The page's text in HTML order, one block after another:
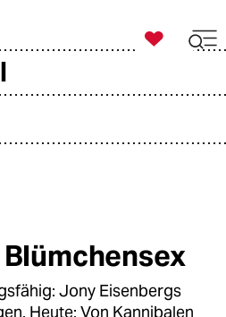

taz zahl ich
Jony Eisenbergs
Heute: Von Kannibalen